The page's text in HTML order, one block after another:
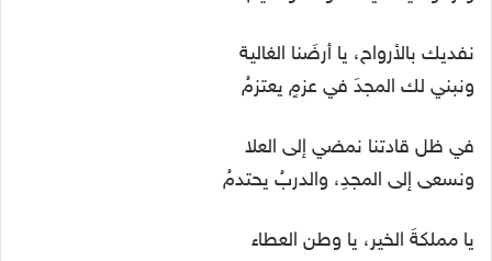
نفديك بالأرواح، يا أرضَنا الغالية
ونبني لك المجدَ في عزمٍ يعتزمُ
في ظل قادتنا نمضي إلى العلا
ونسعى إلى المجدِ، والدربُ يحتدمُ
يا مملكةَ الخير، يا وطن العطاء